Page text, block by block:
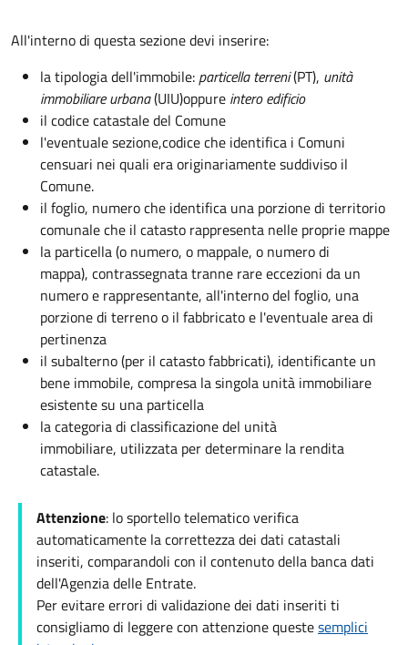
All'interno di questa sezione devi inserire:
la tipologia dell'immobile: particella terreni(PT), unità
immobiliare urbana(UIU)oppure intero edificio
il codice catastale del Comune
l'eventuale sezione,codice che identifica i Comuni
censuari nei quali era originariamente suddiviso il
Comune.
il foglio, numero che identifica una porzione di territorio
comunale che il catasto rappresenta nelle proprie mappe
la particella (o numero, o mappale, o numero di
mappa), contrassegnata tranne rare eccezioni da un
numero e rappresentante, all'interno del foglio, una
porzione di terreno o il fabbricato e l'eventuale area di
pertinenza
il subalterno (per il catasto fabbricati), identificante un
bene immobile, compresa la singola unità immobiliare
esistente su una particella
la categoria di classificazione del unità
immobiliare, utilizzata per determinare la rendita
catastale.
Attenzione: lo sportello telematico verifica
automaticamente la correttezza dei dati catastali
inseriti, comparandoli con il contenuto della banca dati
dell'Agenzia delle Entrate.
Per evitare errori di validazione dei dati inseriti ti
consigliamo di leggere con attenzione questesemplici